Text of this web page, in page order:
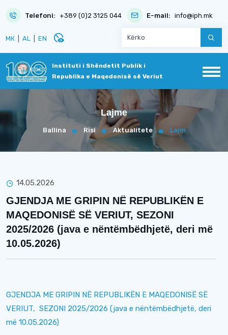
Telefoni: +389 (0)2 3125 044 E-mail: info@iph.mk
МК AL EN disabled_visible
Instituti i Shëndetit Publik i
Republika e Maqedonisë së Veriut
Lajme
Ballina Risi Aktualitete Lajm
14.05.2026
GJENDJA ME GRIPIN NË REPUBLIKËN E
MAQEDONISË SË VERIUT, SEZONI
2025/2026 (java e nëntëmbëdhjetë, deri më
10.05.2026)
GJENDJA ME GRIPIN NË REPUBLIKËN E MAQEDONISË SË
VERIUT, SEZONI 2025/2026 (java e nëntëmbëdhjetë, deri
më 10.05.2026)